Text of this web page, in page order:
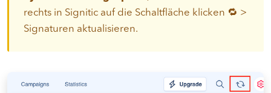
rechts in Signitic auf die Schaltfläche klicken 🔁 >
Signaturen aktualisieren.